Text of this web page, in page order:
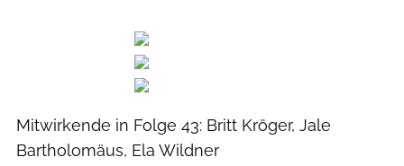
Mitwirkende in Folge 43: Britt Kröger, Jale
Bartholomäus, Ela Wildner